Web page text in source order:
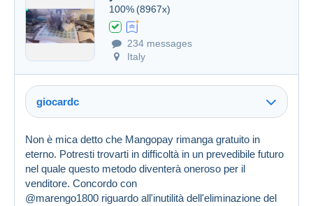
100% (8967x)
234 messages
Italy
giocardc
Non è mica detto che Mangopay rimanga gratuito in
eterno. Potresti trovarti in difficoltà in un prevedibile futuro
nel quale questo metodo diventerà oneroso per il
venditore. Concordo con
@marengo1800 riguardo all'inutilità dell'eliminazione del